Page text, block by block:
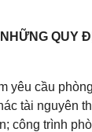
QUY
yêu cầu
tài nguyên
công trình